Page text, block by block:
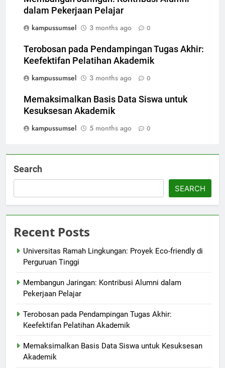
dalam Pekerjaan Pelajar
kampussumsel
3 months ago 0
Terobosan pada Pendampingan Tugas Akhir:
Keefektifan Pelatihan Akademik
kampussumsel
3 months ago 0
Memaksimalkan Basis Data Siswa untuk
Kesuksesan Akademik
kampussumsel
5 months ago 0
Search
SEARCH
Recent Posts
Universitas Ramah Lingkungan: Proyek Eco-friendly di
Perguruan Tinggi
Membangun Jaringan: Kontribusi Alumni dalam
Pekerjaan Pelajar
Terobosan pada Pendampingan Tugas Akhir:
Keefektifan Pelatihan Akademik
Memaksimalkan Basis Data Siswa untuk Kesuksesan
Akademik